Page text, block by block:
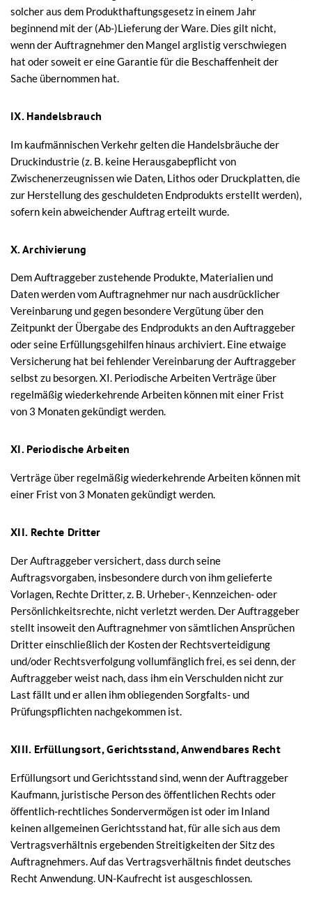
solcher aus dem Produkthaftungsgesetz in einem Jahr
beginnend mit der (Ab-)Lieferung der Ware. Dies gilt nicht,
wenn der Auftragnehmer den Mangel arglistig verschwiegen
hat oder soweit er eine Garantie für die Beschaffenheit der
Sache übernommen hat.
IX. Handelsbrauch
Im kaufmännischen Verkehr gelten die Handelsbräuche der
Druckindustrie (z. B. keine Herausgabepflicht von
Zwischenerzeugnissen wie Daten, Lithos oder Druckplatten, die
zur Herstellung des geschuldeten Endprodukts erstellt werden),
sofern kein abweichender Auftrag erteilt wurde.
X. Archivierung
Dem Auftraggeber zustehende Produkte, Materialien und
Daten werden vom Auftragnehmer nur nach ausdrücklicher
Vereinbarung und gegen besondere Vergütung über den
Zeitpunkt der Übergabe des Endprodukts an den Auftraggeber
oder seine Erfüllungsgehilfen hinaus archiviert. Eine etwaige
Versicherung hat bei fehlender Vereinbarung der Auftraggeber
selbst zu besorgen. XI. Periodische Arbeiten Verträge über
regelmäßig wiederkehrende Arbeiten können mit einer Frist
von 3 Monaten gekündigt werden.
XI. Periodische Arbeiten
Verträge über regelmäßig wiederkehrende Arbeiten können mit
einer Frist von 3 Monaten gekündigt werden.
XII. Rechte Dritter
Der Auftraggeber versichert, dass durch seine
Auftragsvorgaben, insbesondere durch von ihm gelieferte
Vorlagen, Rechte Dritter, z. B. Urheber-, Kennzeichen- oder
Persönlichkeitsrechte, nicht verletzt werden. Der Auftraggeber
stellt insoweit den Auftragnehmer von sämtlichen Ansprüchen
Dritter einschließlich der Kosten der Rechtsverteidigung
und/oder Rechtsverfolgung vollumfänglich frei, es sei denn, der
Auftraggeber weist nach, dass ihm ein Verschulden nicht zur
Last fällt und er allen ihm obliegenden Sorgfalts- und
Prüfungspflichten nachgekommen ist.
XIII. Erfüllungsort, Gerichtsstand, Anwendbares Recht
Erfüllungsort und Gerichtsstand sind, wenn der Auftraggeber
Kaufmann, juristische Person des öffentlichen Rechts oder
öffentlich-rechtliches Sondervermögen ist oder im Inland
keinen allgemeinen Gerichtsstand hat, für alle sich aus dem
Vertragsverhältnis ergebenden Streitigkeiten der Sitz des
Auftragnehmers. Auf das Vertragsverhältnis findet deutsches
Recht Anwendung. UN-Kaufrecht ist ausgeschlossen.